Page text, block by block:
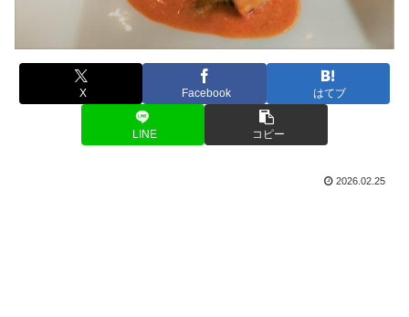
X Facebook はてブ
LINE コピー
2026.02.25